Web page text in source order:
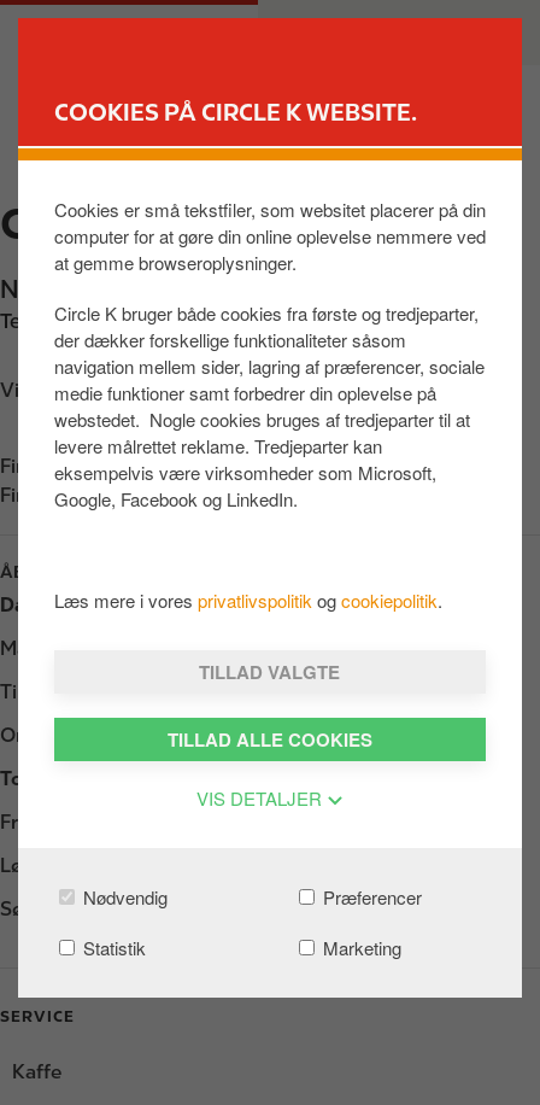
COOKIES PÅ CIRCLE K WEBSITE.
Cookies er små tekstfiler, som websitet placerer på din
computer for at gøre din online oplevelse nemmere ved
at gemme browseroplysninger.
Circle K bruger både cookies fra første og tredjeparter,
der dækker forskellige funktionaliteter såsom
navigation mellem sider, lagring af præferencer, sociale
medie funktioner samt forbedrer din oplevelse på
webstedet. Nogle cookies bruges af tredjeparter til at
levere målrettet reklame. Tredjeparter kan
eksempelvis være virksomheder som Microsoft,
Google, Facebook og LinkedIn.
Læs mere i vores privatlivspolitik ogcookiepolitik.
TILLAD VALGTE
TILLAD ALLE COOKIES
VIS DETALJER
Nødvendig
Præferencer
Statistik
Marketing
v
e
d
i
n
h
d
M
a
CIRCLE K TØNDER
Ndr. Landevej 8
Telefon: +4574721513
Vis vej
Find os på:App Store
Find os på:Google Play
ÅBNINGSTIDER
Dag
Opening hours
Mandag
Tirsdag
Onsdag
05:00 - 23:00
Torsdag
Fredag
Lørdag
Søndag
06:00 - 23:00
SERVICE
Kaffe